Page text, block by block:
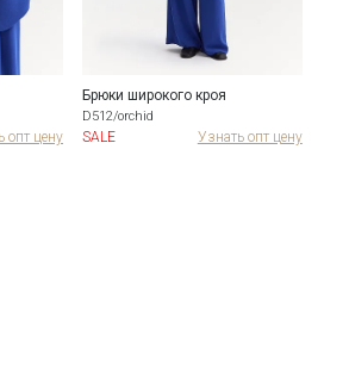
опт цену
Брюки широкого кроя
D512/orchid
SALE Узнать опт цену